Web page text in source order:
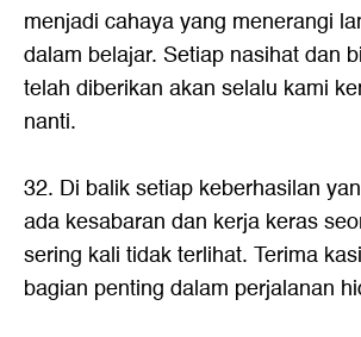
menjadi cahaya yang menerangi
dalam belajar. Setiap nasihat dan
telah diberikan akan selalu kami
nanti.
32. Di balik setiap keberhasilan
ada kesabaran dan kerja keras
sering kali tidak terlihat. Terima
bagian penting dalam perjalanan